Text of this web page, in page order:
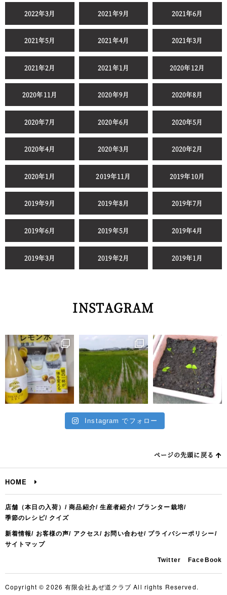
2022年3月 2021年9月 2021年6月
2021年5月 2021年4月 2021年3月
2021年2月 2021年1月 2020年12月
2020年11月 2020年9月 2020年8月
2020年7月 2020年6月 2020年5月
2020年4月 2020年3月 2020年2月
2020年1月 2019年11月 2019年10月
2019年9月 2019年8月 2019年7月
2019年6月 2019年5月 2019年4月
2019年3月 2019年2月 2019年1月
INSTAGRAM
Instagram でフォロー
ページの先頭に戻る
HOME
店舗（本日の入荷） 商品紹介 生産者紹介
プランター栽培
季節のレシピ
クイズ
新着情報 お客様の声 アクセス お問い合わせ
プライバシーポリシー
サイトマップ
Twitter FaceBook
Copyright © 2026 有限会社あぜ道クラブ All rights Reserved.